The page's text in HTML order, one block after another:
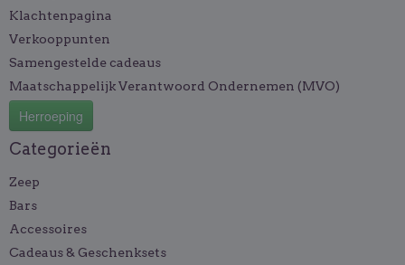
Klachtenpagina
Verkooppunten
Samengestelde cadeaus
Maatschappelijk Verantwoord Ondernemen (MVO)
Herroeping
Categorieën
Zeep
Bars
Accessoires
Cadeaus & Geschenksets